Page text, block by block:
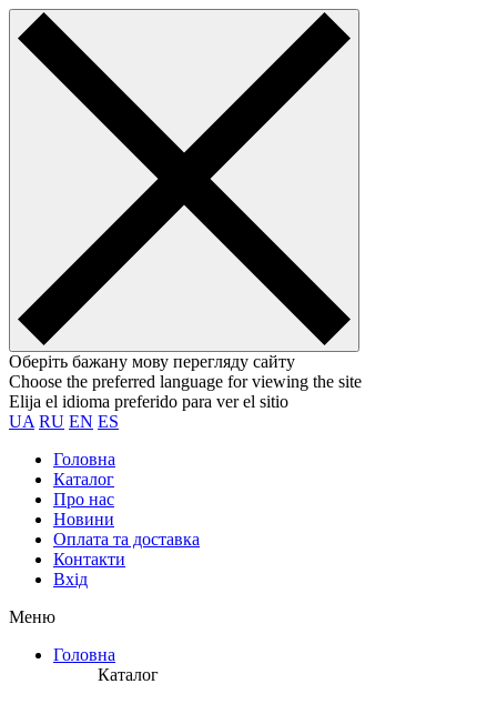
Оберіть бажану мову перегляду сайту
Choose the preferred language for viewing the site
Elija el idioma preferido para ver el sitio
UA RU EN ES
Головна
Каталог
Про нас
Новини
Оплата та доставка
Контакти
Вхiд
Меню
Головна
Каталог